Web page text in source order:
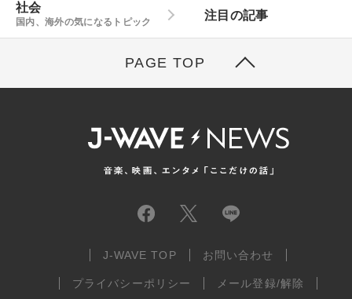
社会
国内、海外の気になるトピック
注目の記事
PAGE TOP
J-WAVE TOP お問い合わせ
プライバシーポリシー メール登録/解除